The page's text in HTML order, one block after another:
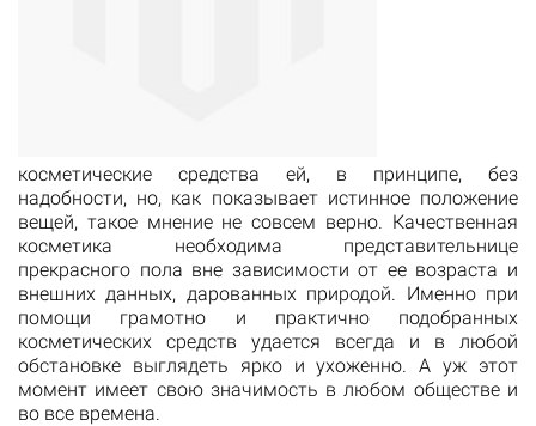
косметические средства ей, в принципе, без
надобности, но, как показывает истинное положение
вещей, такое мнение не совсем верно. Качественная
косметика необходима представительнице
прекрасного пола вне зависимости от ее возраста и
внешних данных, дарованных природой. Именно при
помощи грамотно и практично подобранных
косметических средств удается всегда и в любой
обстановке выглядеть ярко и ухоженно. А уж этот
момент имеет свою значимость в любом обществе и
во все времена.